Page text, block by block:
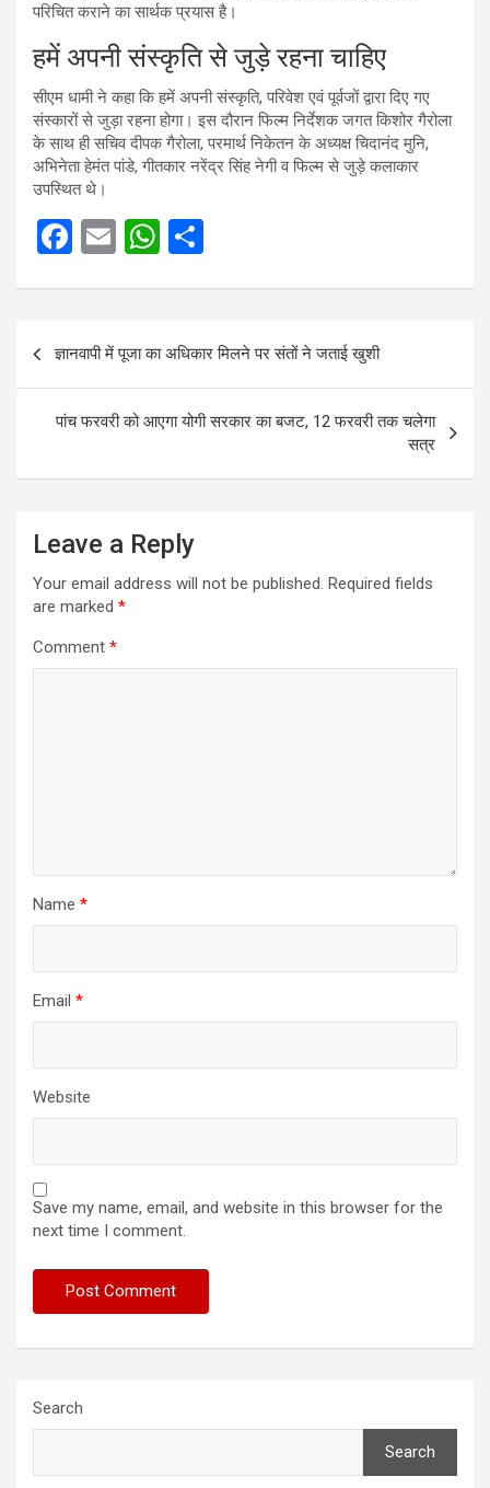
परिचित कराने का सार्थक प्रयास है।
हमें अपनी संस्कृति से जुड़े रहना चाहिए
सीएम धामी ने कहा कि हमें अपनी संस्कृति, परिवेश एवं पूर्वजों द्वारा दिए गए
संस्कारों से जुड़ा रहना होगा। इस दौरान फिल्म निर्देशक जगत किशोर गैरोला
के साथ ही सचिव दीपक गैरोला, परमार्थ निकेतन के अध्यक्ष चिदानंद मुनि,
अभिनेता हेमंत पांडे, गीतकार नरेंद्र सिंह नेगी व फिल्म से जुड़े कलाकार
उपस्थित थे।
F
b
o
o
E
W
s
A
p
e
navigation
ज्ञानवापी में पूजा का अधिकार मिलने पर संतों ने जताई खुशी
पांच फरवरी को आएगा योगी सरकार का बजट, 12 फरवरी तक चलेगा
सत्र
Leave a Reply
Your email address will not be published. Required fields
are marked *
Comment *
Name *
Email *
Website
Save my name, email, and website in this browser for the
next time I comment.
Search
Search